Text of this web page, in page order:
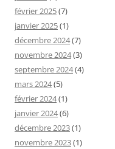
février 2025(7)
janvier 2025(1)
décembre 2024(7)
novembre 2024(3)
septembre 2024(4)
mars 2024(5)
février 2024(1)
janvier 2024(6)
décembre 2023(1)
novembre 2023(1)